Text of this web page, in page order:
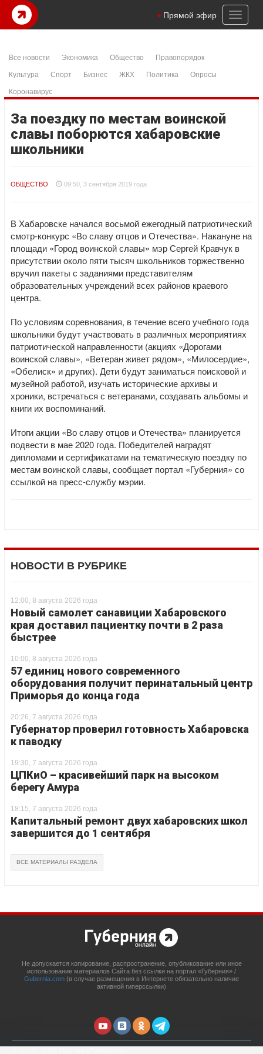
Toggle
Прямой эфир
Все новости Экономика Общество
Правопорядок
Культура
Спорт Бизнес ЖКХ Политика
Опросы
Коронавирус
За поездку по местам воинской
славы поборются хабаровские
школьники
ОБЩЕСТВО 09:50, 3 сентября 2019 года
В Хабаровске начался восьмой ежегодный патриотический
смотр-конкурс «Во славу отцов и Отечества». Накануне на
площади «Город воинской славы» мэр Сергей Кравчук в
присутствии около пяти тысяч школьников торжественно
вручил пакеты с заданиями представителям
образовательных учреждений всех районов краевого
центра.
По условиям соревнования, в течение всего учебного года
школьники будут участвовать в различных мероприятиях
патриотической направленности (акциях «Дорогами
воинской славы», «Ветеран живет рядом», «Милосердие»,
«Обелиск» и других). Дети будут заниматься поисковой и
музейной работой, изучать исторические архивы и
хроники, встречаться с ветеранами, создавать альбомы и
книги их воспоминаний.
Итоги акции «Во славу отцов и Отечества» планируется
подвести в мае 2020 года. Победителей наградят
дипломами и сертификатами на тематическую поездку по
местам воинской славы, сообщает портал «Губерния» со
ссылкой на пресс-службу мэрии.
НОВОСТИ В РУБРИКЕ
12:00, 8 августа 2026 года
Новый самолет санавиции Хабаровского
края доставил пациентку почти в 2 раза
быстрее
10:00, 8 августа 2026 года
57 единиц нового современного
оборудования получит перинатальный центр
Приморья до конца года
20:26, 7 августа 2026 года
Губернатор проверил готовность Хабаровска
к паводку
19:30, 7 августа 2026 года
ЦПКиО – красивейший парк на высоком
берегу Амура
18:15, 7 августа 2026 года
Капитальный ремонт двух хабаровских школ
завершится до 1 сентября
ВСЕ МАТЕРИАЛЫ РАЗДЕЛА
Не допускается копирование, распространение, опубликование или иное
использование материалов Сайта без ссылки на портал «Губерния» /
Gubernia.com (в случае размещения в Интернете обязательно наличие
активной гиперссылки)